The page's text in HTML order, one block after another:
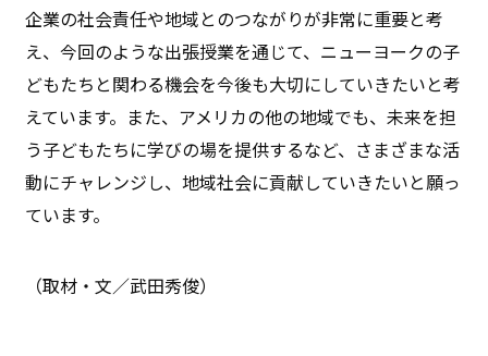
企業の社会責任や地域とのつながりが非常に重要と考
え、今回のような出張授業を通じて、ニューヨークの子
どもたちと関わる機会を今後も大切にしていきたいと考
えています。また、アメリカの他の地域でも、未来を担
う子どもたちに学びの場を提供するなど、さまざまな活
動にチャレンジし、地域社会に貢献していきたいと願っ
ています。
（取材・文／武田秀俊）